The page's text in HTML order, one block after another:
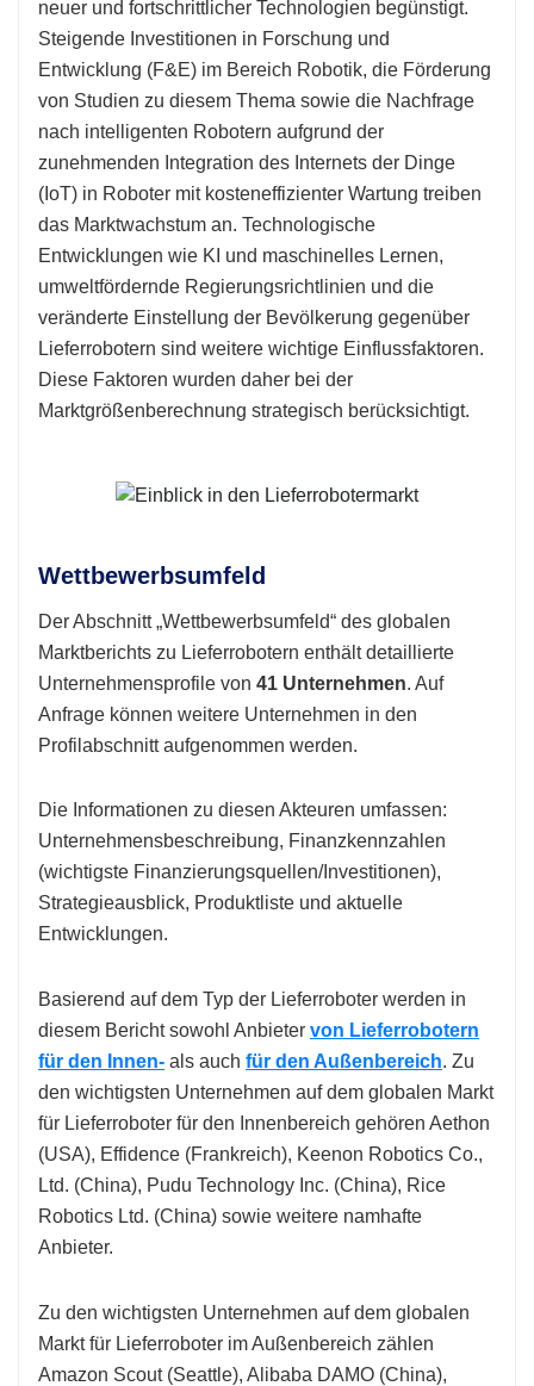
neuer und fortschrittlicher Technologien begünstigt.
Steigende Investitionen in Forschung und
Entwicklung (F&E) im Bereich Robotik, die Förderung
von Studien zu diesem Thema sowie die Nachfrage
nach intelligenten Robotern aufgrund der
zunehmenden Integration des Internets der Dinge
(IoT) in Roboter mit kosteneffizienter Wartung treiben
das Marktwachstum an. Technologische
Entwicklungen wie KI und maschinelles Lernen,
umweltfördernde Regierungsrichtlinien und die
veränderte Einstellung der Bevölkerung gegenüber
Lieferrobotern sind weitere wichtige Einflussfaktoren.
Diese Faktoren wurden daher bei der
Marktgrößenberechnung strategisch berücksichtigt.
Wettbewerbsumfeld
Der Abschnitt „Wettbewerbsumfeld“ des globalen
Marktberichts zu Lieferrobotern enthält detaillierte
Unternehmensprofile von 41 Unternehmen. Auf
Anfrage können weitere Unternehmen in den
Profilabschnitt aufgenommen werden.
Die Informationen zu diesen Akteuren umfassen:
Unternehmensbeschreibung, Finanzkennzahlen
(wichtigste Finanzierungsquellen/Investitionen),
Strategieausblick, Produktliste und aktuelle
Entwicklungen.
Basierend auf dem Typ der Lieferroboter werden in
diesem Bericht sowohl Anbieter von Lieferrobotern
für den Innen- als auch für den Außenbereich. Zu
den wichtigsten Unternehmen auf dem globalen Markt
für Lieferroboter für den Innenbereich gehören Aethon
(USA), Effidence (Frankreich), Keenon Robotics Co.,
Ltd. (China), Pudu Technology Inc. (China), Rice
Robotics Ltd. (China) sowie weitere namhafte
Anbieter.
Zu den wichtigsten Unternehmen auf dem globalen
Markt für Lieferroboter im Außenbereich zählen
Amazon Scout (Seattle), Alibaba DAMO (China),